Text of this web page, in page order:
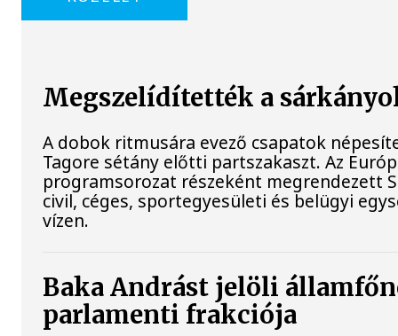
Megszelídítették a
A dobok ritmusára evező csapatok
Tagore sétány előtti partszakaszt. Az
programsorozat részeként megrendezett
civil, céges, sportegyesületi és belügyi
vízen.
Baka Andrást jelöli
parlamenti frakciója